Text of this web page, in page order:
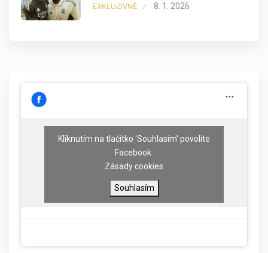
EXKLUZIVNĚ 8. 1. 2026
Kliknutím na tlačítko 'Souhlasím' povolíte
Facebook
Zásady cookies
Souhlasím